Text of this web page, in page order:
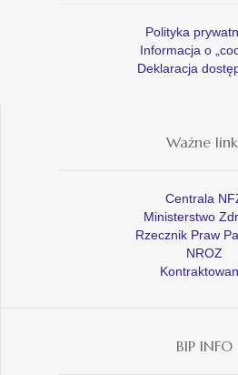
Polityka
Informacja o
Deklaracja
Ważne
Centrala
Ministerstwo
Rzecznik Praw
NROZ
BIP INFO